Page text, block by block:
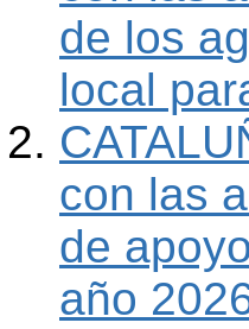
de los
local
con las
de
año